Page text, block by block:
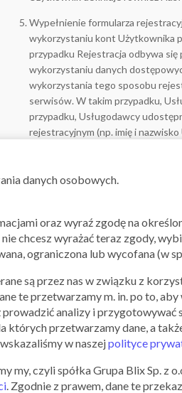
Wypełnienie formularza
wykorzystaniu kont Użytkownika
przypadku Rejestracja odbywa
wykorzystaniu danych
wykorzystania tego sposobu
serwisów. W takim przypadku,
przypadku, Usługodawcy
rejestracyjnym (np. imię i
Użytkownika akceptacji dla treści
Z chwilą przeprowadzenia
zaakceptowanie przez
a Użytkownikiem umowa o
Usługodawcę Konta, uzyskanie
dostępu do pełni funkcjonalności
Korzystanie z Aplikacji Mobilnej
ilość oraz rodzaje funkcjonalności
Użytkownik. Sposób rozdziału
pomiędzy Użytkowników, którzy
pełni zależy od dyskrecjonalnego
danych osobowych.
oraz wyraź zgodę na
chcesz wyrażać teraz zgody,
ograniczona lub wycofana (w
są przez nas w związku z
te przetwarzamy m. in. po to,
analizy i przygotowywać
których przetwarzamy dane, a
w naszejpolityce
my, czyli spółka Grupa Blix Sp. z
. Zgodnie z prawem, dane te